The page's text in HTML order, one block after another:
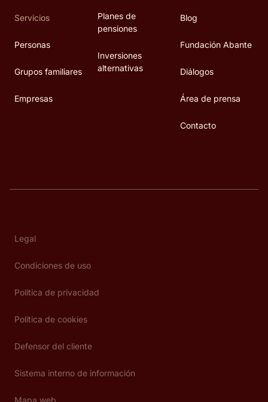
Servicios
Personas
Grupos familiares
Empresas
Planes de
pensiones
Inversiones
alternativas
Blog
Fundación Abante
Diálogos
Área de prensa
Contacto
Legal
Condiciones de uso
Política de privacidad
Política de cookies
Defensor del cliente
Sistema interno de información
Mapa web